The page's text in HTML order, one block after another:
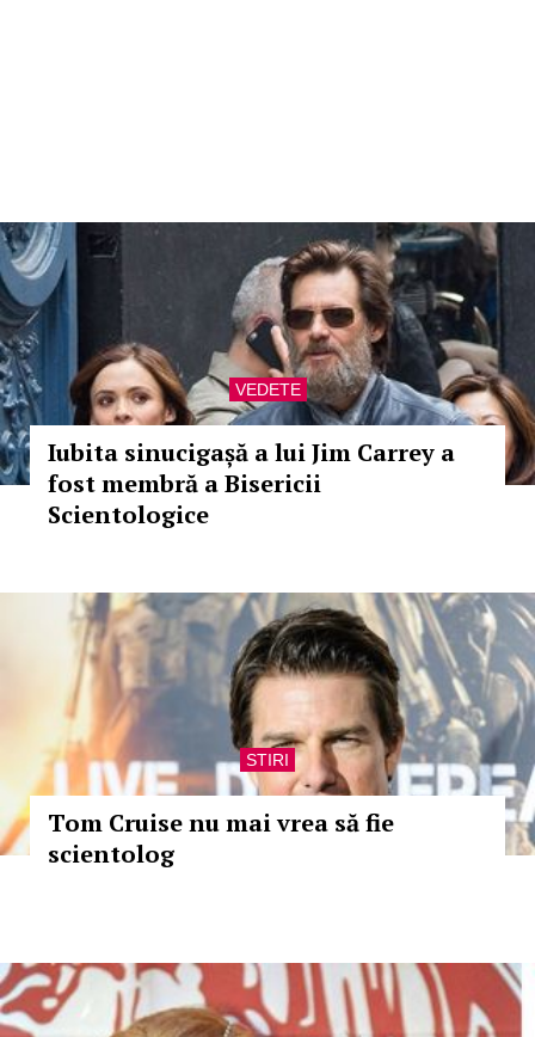
VEDETE
Iubita sinucigașă a lui Jim Carrey a
fost membră a Bisericii
Scientologice
STIRI
Tom Cruise nu mai vrea să fie
scientolog